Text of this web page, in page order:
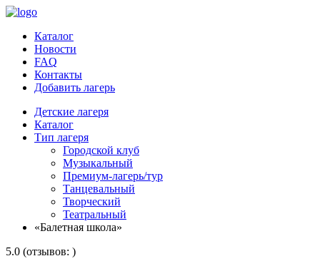
Каталог
Новости
FAQ
Контакты
Добавить лагерь
Детские лагеря
Каталог
Тип лагеря
Городской клуб
Музыкальный
Премиум-лагерь/тур
Танцевальный
Творческий
Театральный
«Балетная школа»
5.0 (отзывов: )